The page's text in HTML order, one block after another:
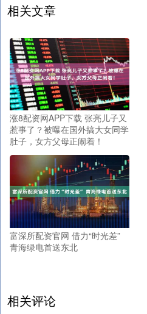
相关文章
涨8配资网APP下载 张亮儿子又
惹事了？被曝在国外搞大女同学
肚子，女方父母正闹着！
富深所配资官网 借力“时光差”
青海绿电首送东北
相关评论